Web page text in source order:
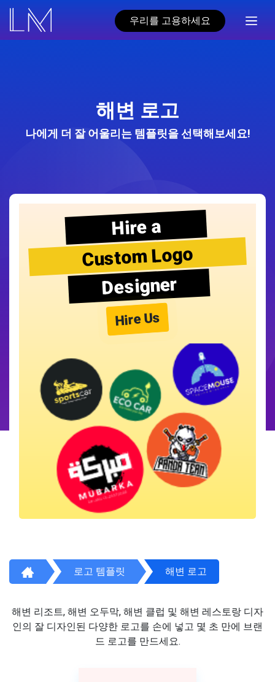
우리를 고용하세요
해변 로고
나에게 더 잘 어울리는 템플릿을 선택해보세요!
Hire a
Custom Logo
Designer
Hire Us
로고 템플릿 해변 로고
해변 리조트, 해변 오두막, 해변 클럽 및 해변 레스토랑 디자
인의 잘 디자인된 다양한 로고를 손에 넣고 몇 초 만에 브랜
드 로고를 만드세요.